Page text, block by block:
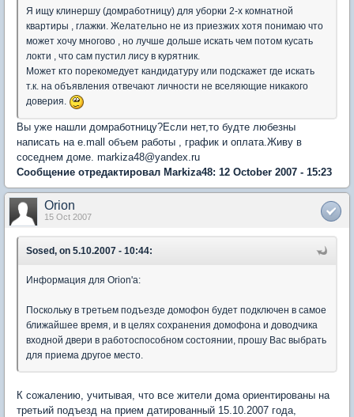
Я ищу клинершу (домработницу) для уборки 2-х комнатной
квартиры , глажки. Желательно не из приезжих хотя понимаю что
может хочу многово , но лучше дольше искать чем потом кусать
локти , что сам пустил лису в курятник.
Может кто порекомедует кандидатуру или подскажет где искать
т.к. на объявления отвечают личности не вселяющие никакого
доверия.
Вы уже нашли домработницу?Если нет,то будте любезны
написать на e.mall объем работы , график и оплата.Живу в
соседнем доме. markiza48@yandex.ru
Сообщение отредактировал Markiza48: 12 October 2007 - 15:23
Orion
15 Oct 2007
Sosed, on 5.10.2007 - 10:44:
Информация для Orion'а:
Поскольку в третьем подъезде домофон будет подключен в самое
ближайшее время, и в целях сохранения домофона и доводчика
входной двери в работоспособном состоянии, прошу Вас выбрать
для приема другое место.
К сожалению, учитывая, что все жители дома ориентированы на
третьий подъезд на прием датированный 15.10.2007 года,